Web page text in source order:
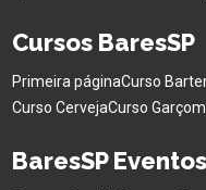
Cursos BaresSP
Primeira páginaCurso
Curso CervejaCurso Garçom
BaresSP Eventos